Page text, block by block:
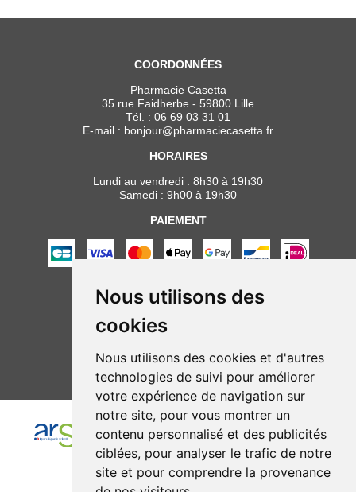
Nous utilisons des
cookies
Nous utilisons des cookies et d'autres
technologies de suivi pour améliorer
votre expérience de navigation sur
notre site, pour vous montrer un
contenu personnalisé et des publicités
ciblées, pour analyser le trafic de notre
site et pour comprendre la provenance
COORDONNÉES
Pharmacie Casetta
35 rue Faidherbe - 59800 Lille
Tél. : 06 69 03 31 01
E-mail : bonjour@pharmaciecasetta.fr
HORAIRES
Lundi au vendredi : 8h30 à 19h30
Samedi : 9h00 à 19h30
PAIEMENT
NOUS SUIVRE